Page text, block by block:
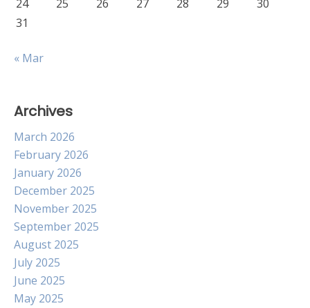
24
25 26 27 28 29
30
31
« Mar
Archives
March 2026
February 2026
January 2026
December 2025
November 2025
September 2025
August 2025
July 2025
June 2025
May 2025